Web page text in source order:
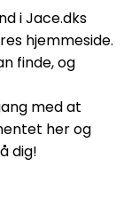
i Jace.dks
hjemmeside.
finde, og
med at
her og
dig!